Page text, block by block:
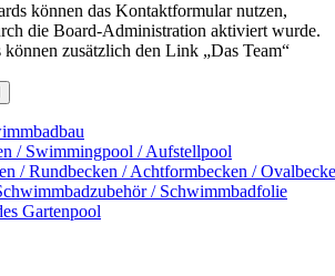
können das Kontaktformular nutzen,
die Board-Administration aktiviert wurde.
zusätzlich den Link „Das Team“
/ Swimmingpool / Aufstellpool
/ Rundbecken / Achtformbecken /
/ Schwimmbadfolie
Gartenpool